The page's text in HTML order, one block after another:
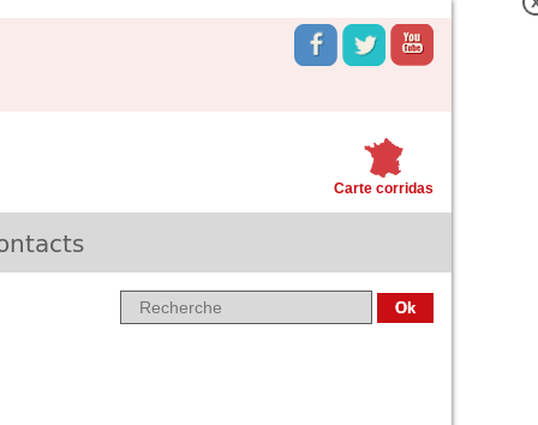
Carte corridas